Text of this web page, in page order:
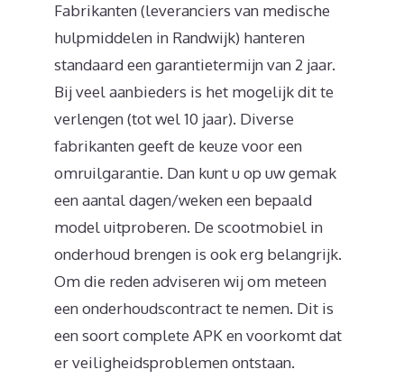
Fabrikanten (leveranciers van medische
hulpmiddelen in Randwijk) hanteren
standaard een garantietermijn van 2 jaar.
Bij veel aanbieders is het mogelijk dit te
verlengen (tot wel 10 jaar). Diverse
fabrikanten geeft de keuze voor een
omruilgarantie. Dan kunt u op uw gemak
een aantal dagen/weken een bepaald
model uitproberen. De scootmobiel in
onderhoud brengen is ook erg belangrijk.
Om die reden adviseren wij om meteen
een onderhoudscontract te nemen. Dit is
een soort complete APK en voorkomt dat
er veiligheidsproblemen ontstaan.